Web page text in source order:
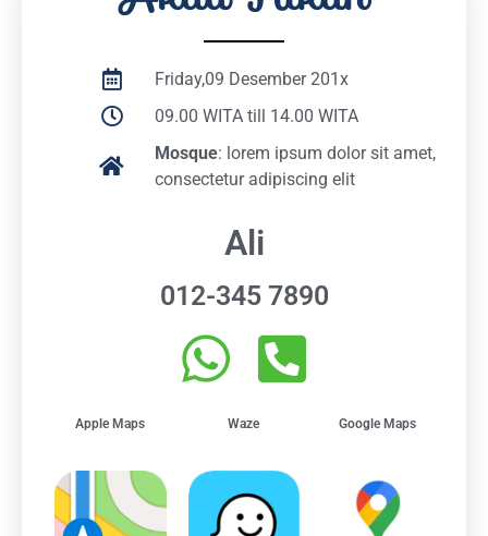
Friday,09 Desember 201x
09.00 WITA till 14.00 WITA
Mosque: lorem ipsum dolor sit amet,
consectetur adipiscing elit
Ali
012-345 7890
Apple Maps Waze Google Maps